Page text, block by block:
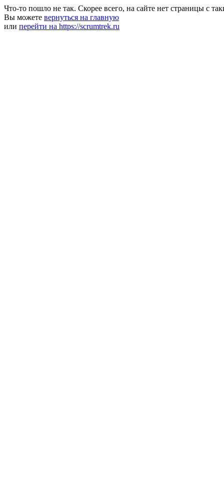
Что-то пошло не так. Скорее всего, на сайте нет страницы с
Вы можете вернуться на главную
или перейти на https://scrumtrek.ru